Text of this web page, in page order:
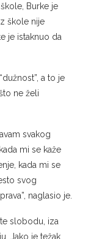
Burke je
škole nije
je istaknuo da
a to je
ne želi
svakog
mi se kaže
kada mi se
svog
naglasio je.
slobodu, iza
Jako je težak